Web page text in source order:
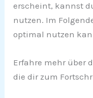
erscheint, kannst
nutzen. Im
optimal nutzen
Erfahre mehr über
die dir zum